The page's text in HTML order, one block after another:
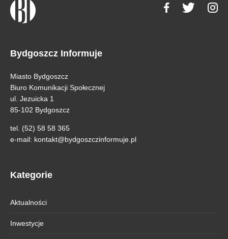
Bydgoszcz Informuje
Miasto Bydgoszcz
Biuro Komunikacji Społecznej
ul. Jezuicka 1
85-102 Bydgoszcz
tel. (52) 58 58 365
e-mail: kontakt@bydgoszczinformuje.pl
Kategorie
Aktualności
Inwestycje